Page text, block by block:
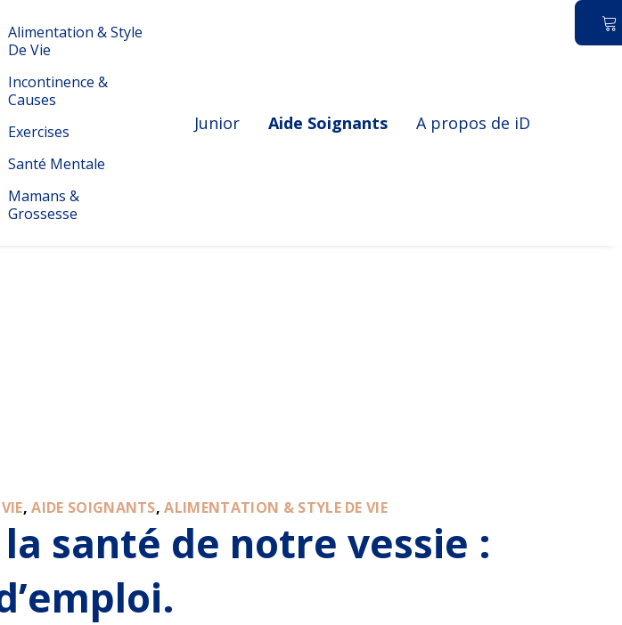
Alimentation & Style
De Vie
Incontinence &
Causes
Exercises
Santé Mentale
Mamans &
Grossesse
Junior Aide Soignants A propos de iD
,AIDE SOIGNANTS,ALIMENTATION & STYLE DE VIE
santé de notre vessie :